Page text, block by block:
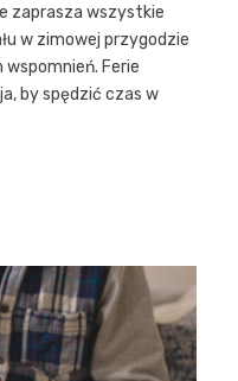
zaprasza wszystkie
w zimowej przygodzie
Ferie
by spędzić czas w